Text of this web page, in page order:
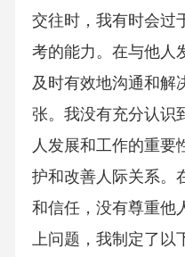
交往时，我有时会过
考的能力。在与他人
及时有效地沟通和解
张。我没有充分认识
人发展和工作的重要
护和改善人际关系。
和信任，没有尊重他
上问题，我制定了以